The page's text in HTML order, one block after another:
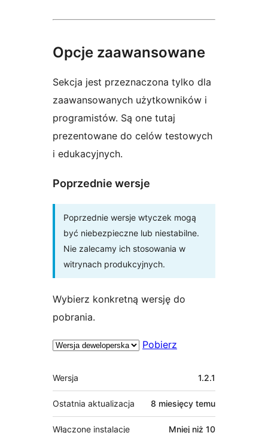
Opcje zaawansowane
Sekcja jest przeznaczona tylko dla
zaawansowanych użytkowników i
programistów. Są one tutaj
prezentowane do celów testowych
i edukacyjnych.
Poprzednie wersje
Poprzednie wersje wtyczek mogą
być niebezpieczne lub niestabilne.
Nie zalecamy ich stosowania w
witrynach produkcyjnych.
Wybierz konkretną wersję do
pobrania.
Pobierz
Meta
Wersja 1.2.1
Ostatnia aktualizacja 8 miesięcy temu
Włączone instalacje Mniej niż 10